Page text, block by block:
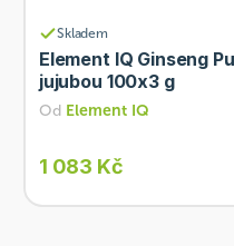
Skladem
Element IQ Ginseng
jujubou 100x3 g
Od Element IQ
1 083 Kč